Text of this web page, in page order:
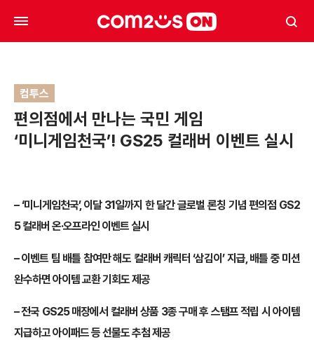
컴투스
편의점에서 만나는 국민 게임
‘미니게임천국’! GS25 컬래버 이벤트 실시
– ‘미니게임천국’, 이달 31일까지 한 달간 글로벌 론칭 기념 편의점 GS2
5 컬래버 온·오프라인 이벤트 실시
– 이벤트 팀 배틀 참여만 해도 컬래버 캐릭터 ‘삼김이’ 지급, 배틀 중 미션
완수하면 아이템 교환 기회도 제공
– 전국 GS25 매장에서 컬래버 상품 3종 구매 후 스탬프 적립 시 아이템
지급하고 아이패드 등 선물도 추첨 제공